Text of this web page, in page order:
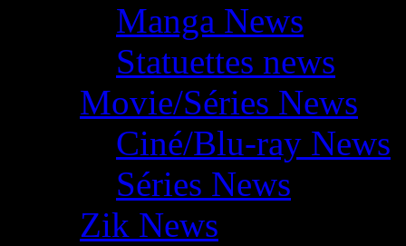
Manga News
Statuettes news
Movie/Séries News
Ciné/Blu-ray News
Séries News
Zik News